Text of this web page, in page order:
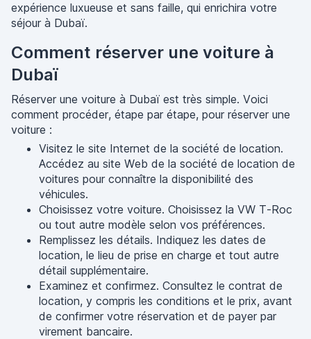
expérience luxueuse et sans faille, qui enrichira votre
séjour à Dubaï.
Comment réserver une voiture à
Dubaï
Réserver une voiture à Dubaï est très simple. Voici
comment procéder, étape par étape, pour réserver une
voiture :
Visitez le site Internet de la société de location.
Accédez au site Web de la société de location de
voitures pour connaître la disponibilité des
véhicules.
Choisissez votre voiture. Choisissez la VW T-Roc
ou tout autre modèle selon vos préférences.
Remplissez les détails. Indiquez les dates de
location, le lieu de prise en charge et tout autre
détail supplémentaire.
Examinez et confirmez. Consultez le contrat de
location, y compris les conditions et le prix, avant
de confirmer votre réservation et de payer par
virement bancaire.